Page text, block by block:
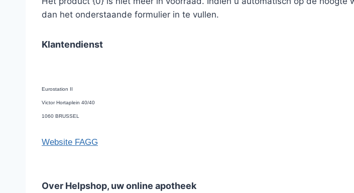
dan het onderstaande formulier in te vullen.
Klantendienst
Eurostation II
Victor Hortaplein 40/40
1060 BRUSSEL
Website FAGG
Over Helpshop, uw online apotheek